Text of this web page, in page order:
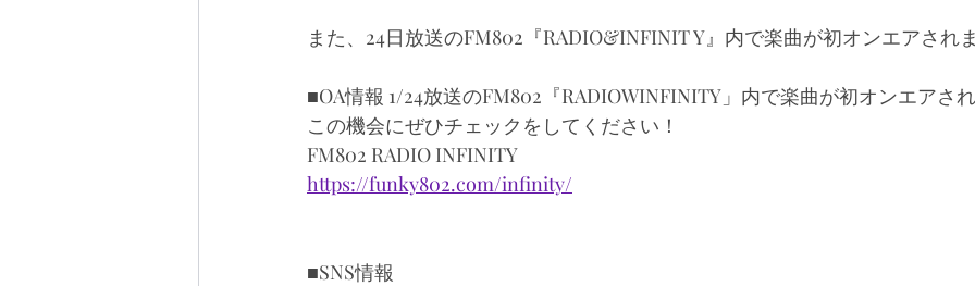
また、24日放送のFM802『RADIO&INFINIT Y』内で楽曲が初オンエアされま
■OA情報 1/24放送のFM802『RADIOWINFINITY」内で楽曲が初オンエアされ
この機会にぜひチェックをしてください！
FM802 RADIO INFINITY
https://funky802.com/infinity/
■SNS情報